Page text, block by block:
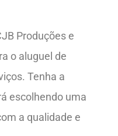
Produções e
o aluguel de
Tenha a
escolhendo uma
a qualidade e